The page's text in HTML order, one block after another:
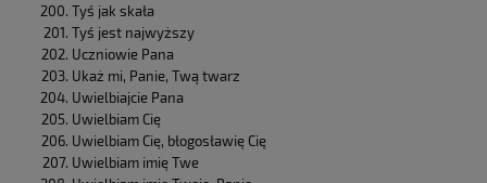
Tyś jak skała
Tyś jest najwyższy
Uczniowie Pana
Ukaż mi, Panie, Twą twarz
Uwielbiajcie Pana
Uwielbiam Cię
Uwielbiam Cię, błogosławię Cię
Uwielbiam imię Twe